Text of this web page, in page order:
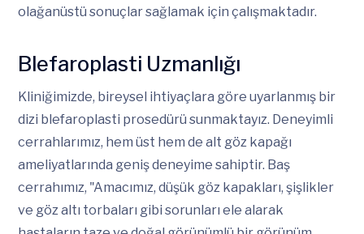
olağanüstü sonuçlar sağlamak için çalışmaktadır.
Blefaroplasti Uzmanlığı
Kliniğimizde, bireysel ihtiyaçlara göre uyarlanmış bir
dizi blefaroplasti prosedürü sunmaktayız. Deneyimli
cerrahlarımız, hem üst hem de alt göz kapağı
ameliyatlarında geniş deneyime sahiptir. Baş
cerrahımız, "Amacımız, düşük göz kapakları, şişlikler
ve göz altı torbaları gibi sorunları ele alarak